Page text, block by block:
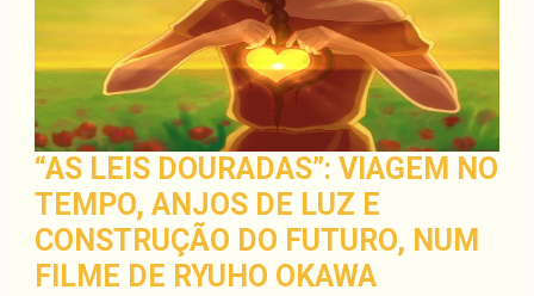
“AS LEIS DOURADAS”: VIAGEM NO
TEMPO, ANJOS DE LUZ E
CONSTRUÇÃO DO FUTURO, NUM
FILME DE RYUHO OKAWA